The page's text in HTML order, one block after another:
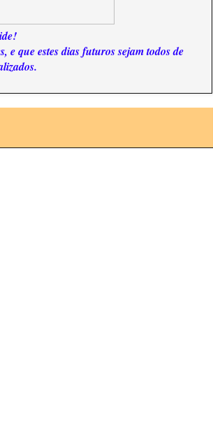
e que estes dias futuros sejam todos de